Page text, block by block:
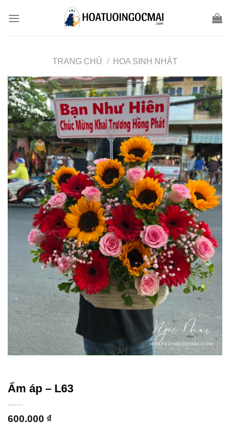
TRANG CHỦ / HOA SINH NHẬT
Ấm áp – L63
600.000 ₫